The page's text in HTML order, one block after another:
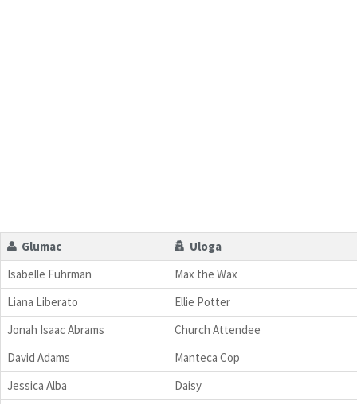
Glumac
Uloga
Isabelle Fuhrman
Max the Wax
Liana Liberato
Ellie Potter
Jonah Isaac Abrams
Church Attendee
David Adams
Manteca Cop
Jessica Alba
Daisy